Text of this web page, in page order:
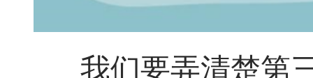
我们要弄清楚第三